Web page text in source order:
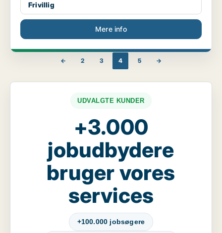
Frivillig
Mere info
← 2 3 4 5 →
UDVALGTE KUNDER
+3.000
jobudbydere
bruger vores
services
+100.000 jobsøgere